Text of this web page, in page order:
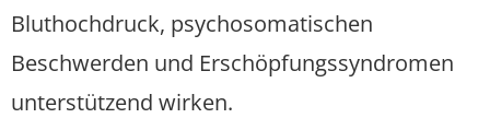
Bluthochdruck, psychosomatischen
Beschwerden und Erschöpfungssyndromen
unterstützend wirken.